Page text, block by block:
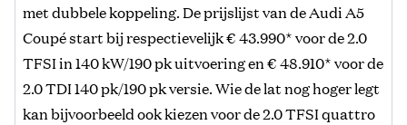
met dubbele koppeling. De prijslijst van de Audi A5
Coupé start bij respectievelijk € 43.990* voor de 2.0
TFSI in 140 kW/190 pk uitvoering en € 48.910* voor de
2.0 TDI 140 pk/190 pk versie. Wie de lat nog hoger legt
kan bijvoorbeeld ook kiezen voor de 2.0 TFSI quattro